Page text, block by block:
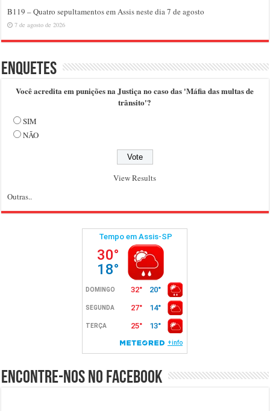
B119 – Quatro sepultamentos em Assis neste dia 7 de agosto
7 de agosto de 2026
Enquetes
Você acredita em punições na Justiça no caso das 'Máfia das multas de
trânsito'?
SIM
NÃO
View Results
Outras..
Encontre-nos no Facebook